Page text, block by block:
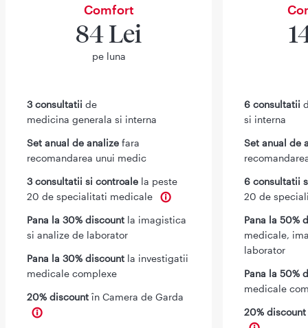
Comfort
84 Lei
pe luna
3 consultatii de
medicina generala si interna
Set anual de analize fara
recomandarea unui medic
3 consultatii si controale la peste
20 de specialitati medicale
Pana la 30% discount la imagistica
si analize de laborator
Pana la 30% discount la investigatii
medicale complexe
20% discount în Camera de Garda
6 consultatii
si interna
Set anual de
6 consultatii
20 de
Pana la 50%
medicale,
laborator
Pana la 50%
medicale
20%